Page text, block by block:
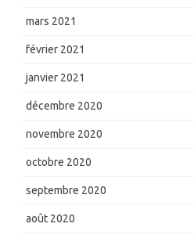
mars 2021
février 2021
janvier 2021
décembre 2020
novembre 2020
octobre 2020
septembre 2020
août 2020